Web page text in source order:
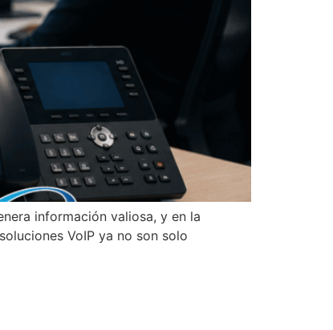
información valiosa, y en la
VoIP ya no son solo